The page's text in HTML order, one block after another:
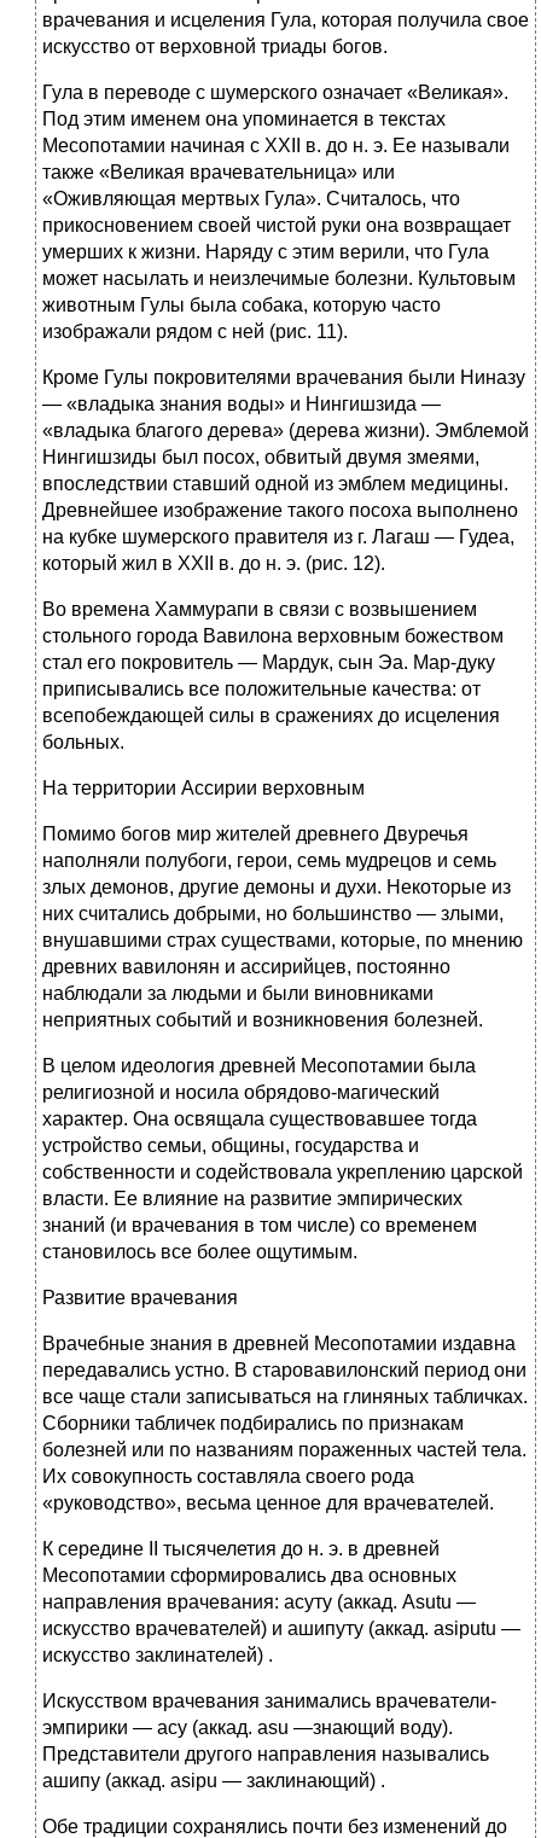
врачевания и исцеления Гула, которая получила свое
искусство от верховной триады богов.
Гула в переводе с шумерского означает «Великая».
Под этим именем она упоминается в текстах
Месопотамии начиная с XXII в. до н. э. Ее называли
также «Великая врачевательница» или
«Оживляющая мертвых Гула». Считалось, что
прикосновением своей чистой руки она возвращает
умерших к жизни. Наряду с этим верили, что Гула
может насылать и неизлечимые болезни. Культовым
животным Гулы была собака, которую часто
изображали рядом с ней (рис. 11).
Кроме Гулы покровителями врачевания были Ниназу
— «владыка знания воды» и Нингишзида —
«владыка благого дерева» (дерева жизни). Эмблемой
Нингишзиды был посох, обвитый двумя змеями,
впоследствии ставший одной из эмблем медицины.
Древнейшее изображение такого посоха выполнено
на кубке шумерского правителя из г. Лагаш — Гудеа,
который жил в XXII в. до н. э. (рис. 12).
Во времена Хаммурапи в связи с возвышением
стольного города Вавилона верховным божеством
стал его покровитель — Мардук, сын Эа. Мар-дуку
приписывались все положительные качества: от
всепобеждающей силы в сражениях до исцеления
больных.
На территории Ассирии верховным
Помимо богов мир жителей древнего Двуречья
наполняли полубоги, герои, семь мудрецов и семь
злых демонов, другие демоны и духи. Некоторые из
них считались добрыми, но большинство — злыми,
внушавшими страх существами, которые, по мнению
древних вавилонян и ассирийцев, постоянно
наблюдали за людьми и были виновниками
неприятных событий и возникновения болезней.
В целом идеология древней Месопотамии была
религиозной и носила обрядово-магический
характер. Она освящала существовавшее тогда
устройство семьи, общины, государства и
собственности и содействовала укреплению царской
власти. Ее влияние на развитие эмпирических
знаний (и врачевания в том числе) со временем
становилось все более ощутимым.
Развитие врачевания
Врачебные знания в древней Месопотамии издавна
передавались устно. В старовавилонский период они
все чаще стали записываться на глиняных табличках.
Сборники табличек подбирались по признакам
болезней или по названиям пораженных частей тела.
Их совокупность составляла своего рода
«руководство», весьма ценное для врачевателей.
К середине II тысячелетия до н. э. в древней
Месопотамии сформировались два основных
направления врачевания: асуту (аккад. Asutu —
искусство врачевателей) и ашипуту (аккад. asiputu —
искусство заклинателей) .
Искусством врачевания занимались врачеватели-
эмпирики — асу (аккад. asu —знающий воду).
Представители другого направления назывались
ашипу (аккад. asipu — заклинающий) .
Обе традиции сохранялись почти без изменений до